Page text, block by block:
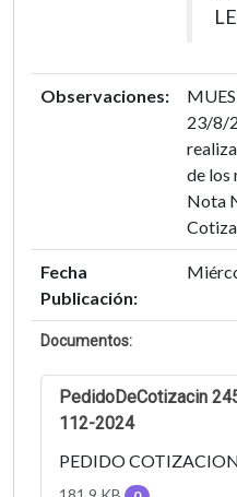
Observaciones:
23/8/
de los
Nota
Fecha
Publicación:
Documentos:
PedidoDeCotizacin
112-2024
PEDIDO